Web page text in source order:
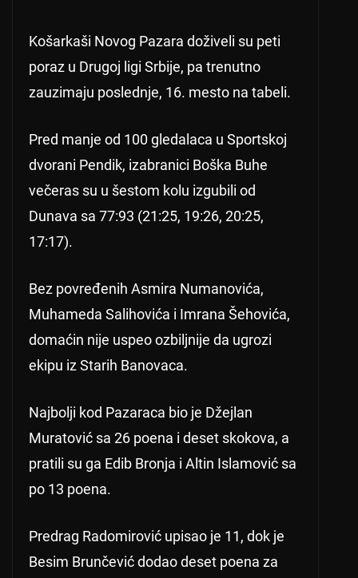
Košarkaši Novog Pazara doživeli su peti
poraz u Drugoj ligi Srbije, pa trenutno
zauzimaju poslednje, 16. mesto na tabeli.
Pred manje od 100 gledalaca u Sportskoj
dvorani Pendik, izabranici Boška Buhe
večeras su u šestom kolu izgubili od
Dunava sa 77:93 (21:25, 19:26, 20:25,
17:17).
Bez povređenih Asmira Numanovića,
Muhameda Salihovića i Imrana Šehovića,
domaćin nije uspeo ozbiljnije da ugrozi
ekipu iz Starih Banovaca.
Najbolji kod Pazaraca bio je Džejlan
Muratović sa 26 poena i deset skokova, a
pratili su ga Edib Bronja i Altin Islamović sa
po 13 poena.
Predrag Radomirović upisao je 11, dok je
Besim Brunčević dodao deset poena za